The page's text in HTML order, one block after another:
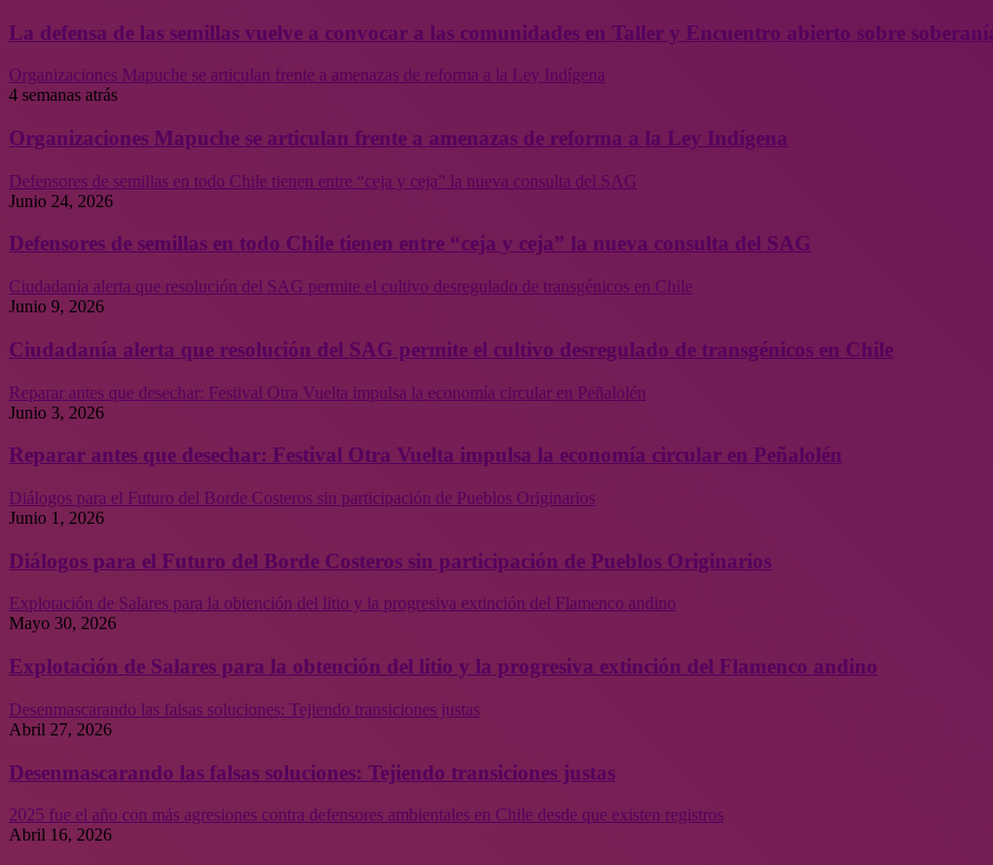
La defensa de las semillas vuelve a convocar a las comunidades en Taller y Encuentro abierto sobre
Organizaciones Mapuche se articulan frente a amenazas de reforma a la Ley Indígena
4 semanas atrás
Organizaciones Mapuche se articulan frente a amenazas de reforma a la Ley Indígena
Defensores de semillas en todo Chile tienen entre “ceja y ceja” la nueva consulta del SAG
Junio 24, 2026
Defensores de semillas en todo Chile tienen entre “ceja y ceja” la nueva consulta del SAG
Ciudadanía alerta que resolución del SAG permite el cultivo desregulado de transgénicos en Chile
Junio 9, 2026
Ciudadanía alerta que resolución del SAG permite el cultivo desregulado de transgénicos en Chile
Reparar antes que desechar: Festival Otra Vuelta impulsa la economía circular en Peñalolén
Junio 3, 2026
Reparar antes que desechar: Festival Otra Vuelta impulsa la economía circular en Peñalolén
Diálogos para el Futuro del Borde Costeros sin participación de Pueblos Originarios
Junio 1, 2026
Diálogos para el Futuro del Borde Costeros sin participación de Pueblos Originarios
Explotación de Salares para la obtención del litio y la progresiva extinción del Flamenco andino
Mayo 30, 2026
Explotación de Salares para la obtención del litio y la progresiva extinción del Flamenco andino
Desenmascarando las falsas soluciones: Tejiendo transiciones justas
Abril 27, 2026
Desenmascarando las falsas soluciones: Tejiendo transiciones justas
2025 fue el año con más agresiones contra defensores ambientales en Chile desde que existen registros
Abril 16, 2026